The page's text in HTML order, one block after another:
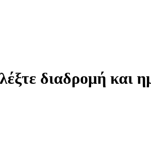
διαδρομή και